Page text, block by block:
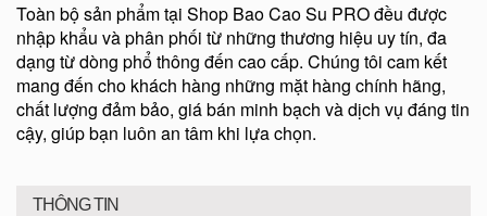
Toàn bộ sản phẩm tại Shop Bao Cao Su PRO đều được
nhập khẩu và phân phối từ những thương hiệu uy tín, đa
dạng từ dòng phổ thông đến cao cấp. Chúng tôi cam kết
mang đến cho khách hàng những mặt hàng chính hãng,
chất lượng đảm bảo, giá bán minh bạch và dịch vụ đáng tin
cậy, giúp bạn luôn an tâm khi lựa chọn.
THÔNG TIN